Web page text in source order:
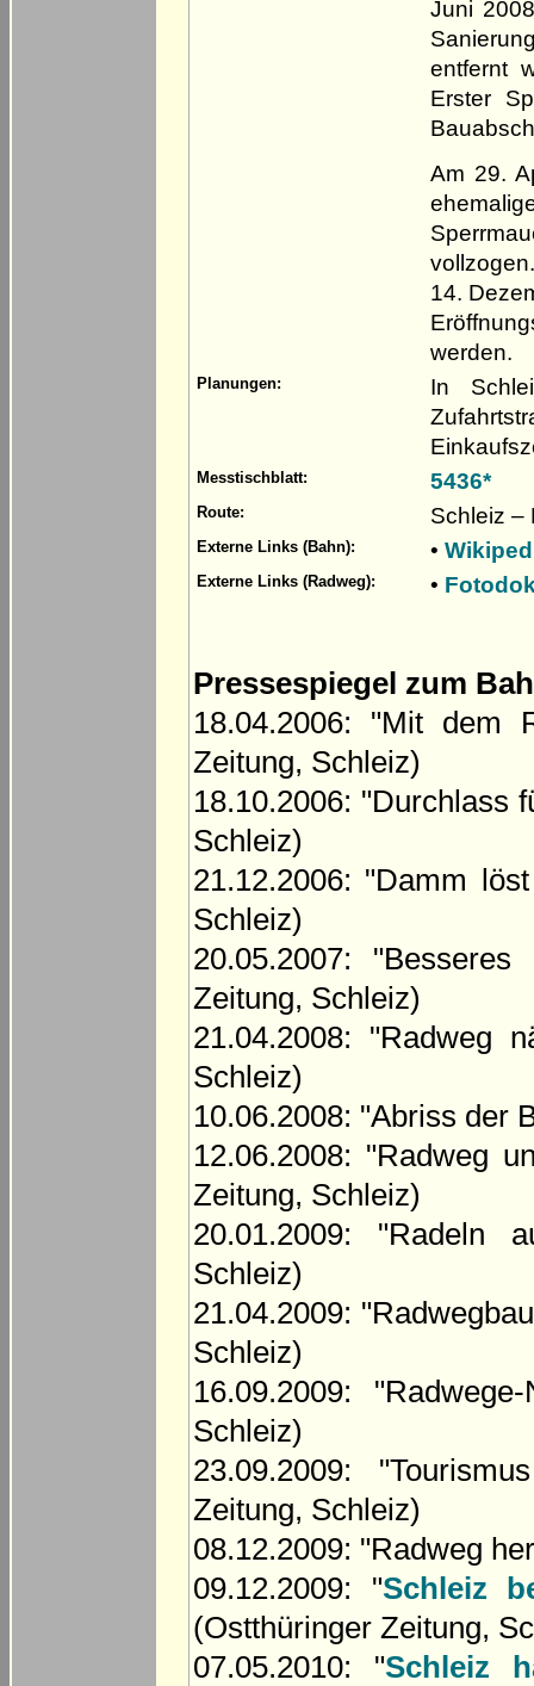
Juni
entfernt
Erster
Am 29.
14.
werden.
Planungen:
In
Messtischblatt: 5436*
Route: Schleiz –
Externe Links (Bahn): •
Externe Links (Radweg): •
Pressespiegel zum
18.04.2006: "Mit dem
Zeitung, Schleiz)
18.10.2006: "Durchlass
Schleiz)
21.12.2006: "Damm
Schleiz)
20.05.2007:
Zeitung, Schleiz)
21.04.2008: "Radweg
Schleiz)
10.06.2008: "Abriss der
12.06.2008: "Radweg
Zeitung, Schleiz)
20.01.2009: "Radeln
Schleiz)
21.04.2009:
Schleiz)
16.09.2009:
Schleiz)
23.09.2009:
Zeitung, Schleiz)
08.12.2009: "Radweg
09.12.2009: "Schleiz
(Ostthüringer Zeitung,
07.05.2010: "Schleiz